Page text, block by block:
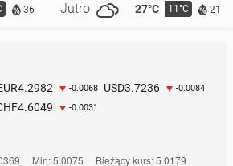
36 Jutro 27°C 11°C 21
4.2982 -0.0068 USD3.7236 -0.0084
4.6049 -0.0031